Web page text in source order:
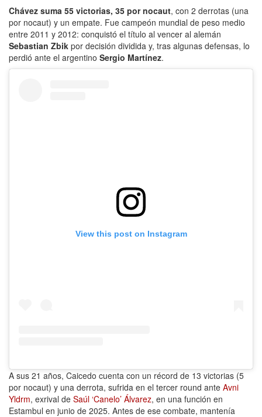
Chávez suma 55 victorias, 35 por nocaut, con 2 derrotas (una
por nocaut) y un empate. Fue campeón mundial de peso medio
entre 2011 y 2012: conquistó el título al vencer al alemán
Sebastian Zbik por decisión dividida y, tras algunas defensas, lo
perdió ante el argentino Sergio Martínez.
View this post on Instagram
A sus 21 años, Caicedo cuenta con un récord de 13 victorias (5
por nocaut) y una derrota, sufrida en el tercer round ante Avni
Yldrm, exrival de Saúl ‘Canelo’ Álvarez, en una función en
Estambul en junio de 2025. Antes de ese combate, mantenía